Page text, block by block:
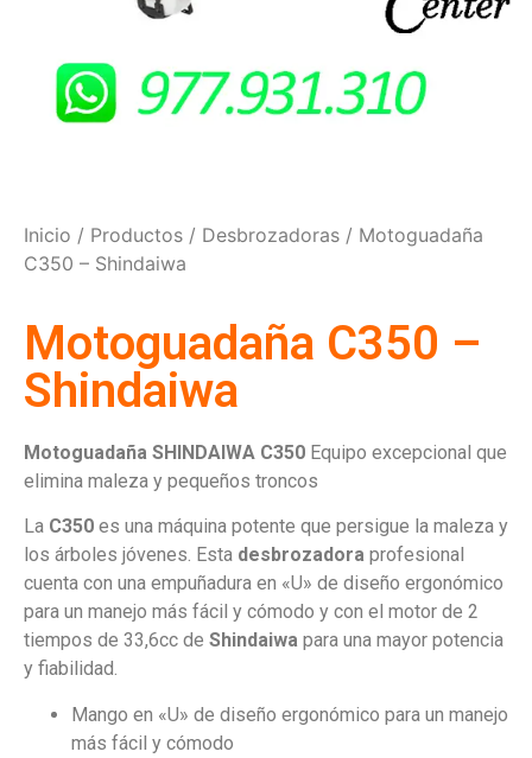
Inicio / Productos / Desbrozadoras / Motoguadaña
C350 – Shindaiwa
Motoguadaña C350 –
Shindaiwa
Motoguadaña SHINDAIWA C350 Equipo excepcional que
elimina maleza y pequeños troncos
La C350 es una máquina potente que persigue la maleza y
los árboles jóvenes. Esta desbrozadora profesional
cuenta con una empuñadura en «U» de diseño ergonómico
para un manejo más fácil y cómodo y con el motor de 2
tiempos de 33,6cc de Shindaiwa para una mayor potencia
y fiabilidad.
Mango en «U» de diseño ergonómico para un manejo
más fácil y cómodo